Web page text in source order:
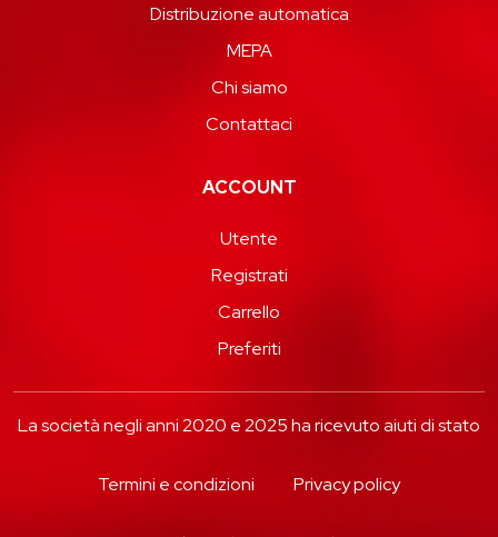
Distribuzione automatica
MEPA
Chi siamo
Contattaci
ACCOUNT
Utente
Registrati
Carrello
Preferiti
La società negli anni 2020 e 2025 ha ricevuto aiuti di stato
Termini e condizioni Privacy policy